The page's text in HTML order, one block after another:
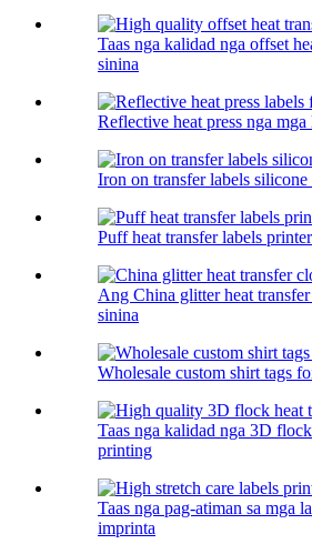
Taas nga kalidad nga offset
sinina
Reflective heat press nga mga
Iron on transfer labels silicone
Puff heat transfer labels
Ang China glitter heat
sinina
Wholesale custom shirt tags
Taas nga kalidad nga 3D
printing
Taas nga pag-atiman sa mga
imprinta